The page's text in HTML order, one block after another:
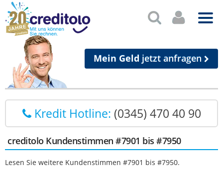
Mein Geld jetzt anfragen
Kredit Hotline: (0345) 470 40 90
creditolo Kundenstimmen #7901 bis #7950
Lesen Sie weitere Kundenstimmen #7901 bis #7950.